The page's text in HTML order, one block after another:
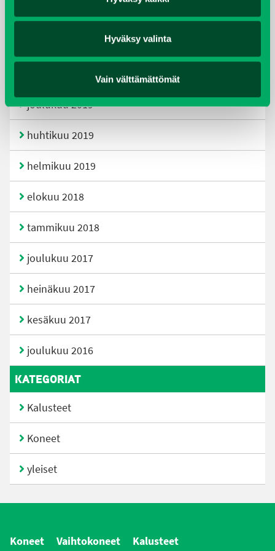
Hyväksy valinta
Vain välttämättömät
helmikuu 2020
joulukuu 2019
huhtikuu 2019
helmikuu 2019
elokuu 2018
tammikuu 2018
joulukuu 2017
heinäkuu 2017
kesäkuu 2017
joulukuu 2016
KATEGORIAT
Kalusteet
Koneet
yleiset
Koneet Vaihtokoneet Kalusteet